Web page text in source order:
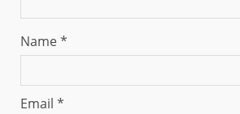
Name*
Email *